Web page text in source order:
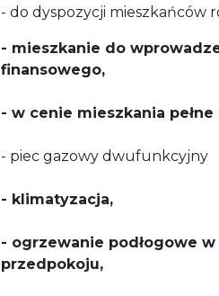
- do dyspozycji mieszkańców
- mieszkanie do
finansowego,
- w cenie mieszkania
- piec gazowy dwufunkcyjny
- klimatyzacja,
- ogrzewanie podłogowe w
przedpokoju,